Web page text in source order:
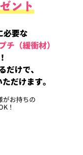
ント
必要な
（緩衝材）
だけで、
だけます。
がお持ちの
！